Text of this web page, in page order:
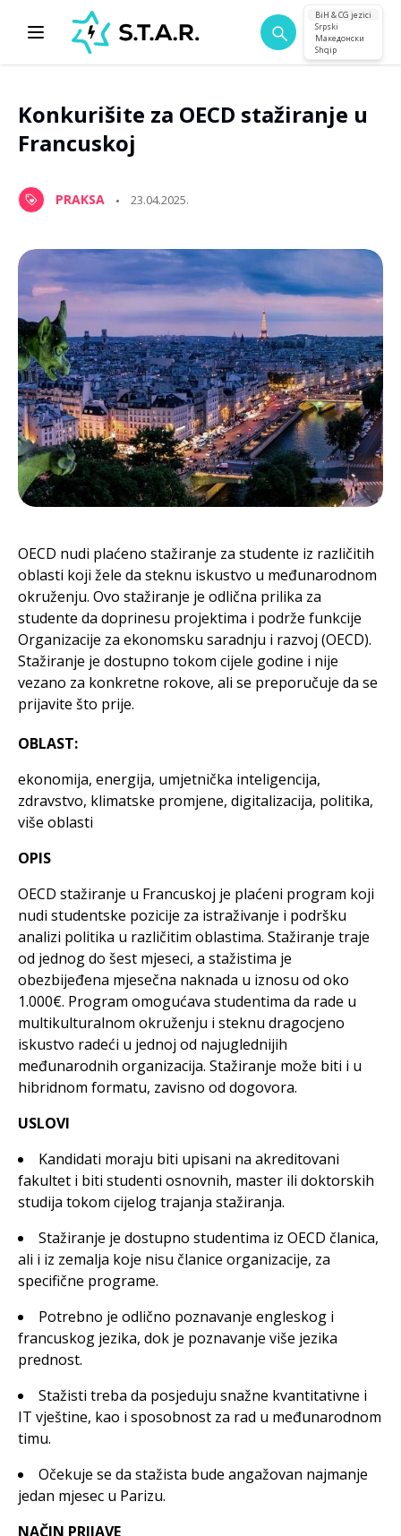
BiH & CG jezici
Srpski
Македонски
Shqip
Konkurišite za OECD stažiranje u
Francuskoj
PRAKSA 23.04.2025.
OECD nudi plaćeno stažiranje za studente iz različitih
oblasti koji žele da steknu iskustvo u međunarodnom
okruženju. Ovo stažiranje je odlična prilika za
studente da doprinesu projektima i podrže funkcije
Organizacije za ekonomsku saradnju i razvoj (OECD).
Stažiranje je dostupno tokom cijele godine i nije
vezano za konkretne rokove, ali se preporučuje da se
prijavite što prije.
OBLAST:
ekonomija, energija, umjetnička inteligencija,
zdravstvo, klimatske promjene, digitalizacija, politika,
više oblasti
OPIS
OECD stažiranje u Francuskoj je plaćeni program koji
nudi studentske pozicije za istraživanje i podršku
analizi politika u različitim oblastima. Stažiranje traje
od jednog do šest mjeseci, a stažistima je
obezbijeđena mjesečna naknada u iznosu od oko
1.000€. Program omogućava studentima da rade u
multikulturalnom okruženju i steknu dragocjeno
iskustvo radeći u jednoj od najuglednijih
međunarodnih organizacija. Stažiranje može biti i u
hibridnom formatu, zavisno od dogovora.
USLOVI
Kandidati moraju biti upisani na akreditovani
fakultet i biti studenti osnovnih, master ili doktorskih
studija tokom cijelog trajanja stažiranja.
Stažiranje je dostupno studentima iz OECD članica,
ali i iz zemalja koje nisu članice organizacije, za
specifične programe.
Potrebno je odlično poznavanje engleskog i
francuskog jezika, dok je poznavanje više jezika
prednost.
Stažisti treba da posjeduju snažne kvantitativne i
IT vještine, kao i sposobnost za rad u međunarodnom
timu.
Očekuje se da stažista bude angažovan najmanje
jedan mjesec u Parizu.
NAČIN PRIJAVE